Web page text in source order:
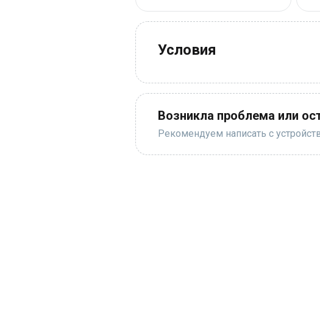
Условия
Возникла проблема или
Рекомендуем написать с